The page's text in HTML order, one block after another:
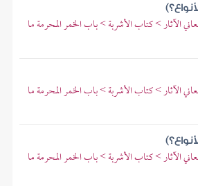
الآثار > كتاب الأشربة > باب الخمر المحرمة ما
الآثار > كتاب الأشربة > باب الخمر المحرمة ما
الآثار > كتاب الأشربة > باب الخمر المحرمة ما